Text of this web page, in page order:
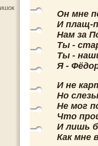
Он мне
И плащ-
Нам за
Ты -
Ты -
Я -
И не
Но
Не мог
Что
И лишь
Как мне